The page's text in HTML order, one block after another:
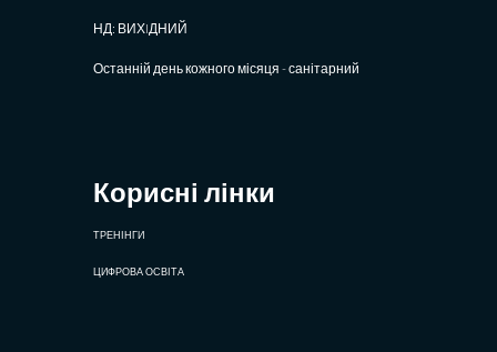
НД: ВИХIДНИЙ
Останній день кожного місяця - санітарний
Корисні лінки
ТРЕНІНГИ
ЦИФРОВА ОСВІТА